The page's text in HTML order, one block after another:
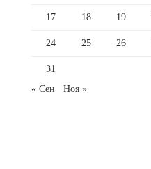
17 18 19
24 25 26
31
« Сен
Ноя »